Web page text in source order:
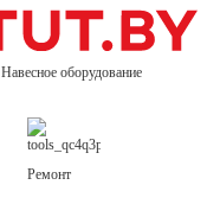
Навесное оборудование
Ремонт